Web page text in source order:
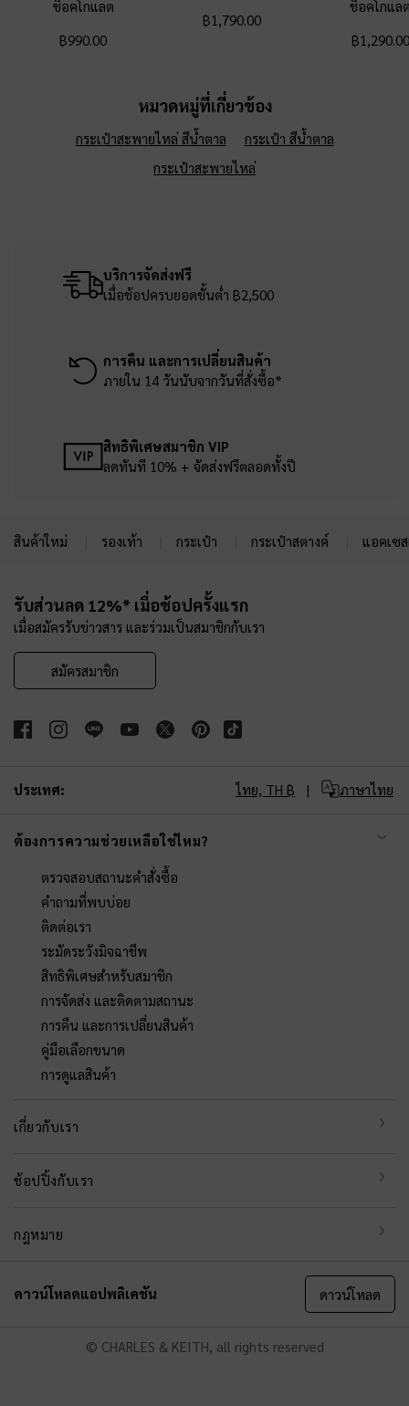
ช็อคโกแลต
฿990.00
฿1,790.00
ช็อคโกแล
฿1,290.00
หมวดหมู่ที่เกี่ยวข้อง
กระเป๋าสะพายไหล่ สีน้ำตาล
กระเป๋า สีน้ำตาล
กระเป๋าสะพายไหล่
บริการจัดส่งฟรี
เมื่อช้อปครบยอดขั้นต่ำ ฿2,500
การคืน และการเปลี่ยนสินค้า
ภายใน 14 วันนับจากวันที่สั่งซื้อ*
สิทธิพิเศษสมาชิก VIP
ลดทันที 10% + จัดส่งฟรีตลอดทั้งปี
สินค้าใหม่ รองเท้า กระเป๋า กระเป๋าสตางค์ แอคเซ
รับส่วนลด 12%* เมื่อช้อปครั้งแรก
เมื่อสมัครรับข่าวสาร และร่วมเป็นสมาชิกกับเรา
สมัครสมาชิก
ประเทศ: ไทย, TH ฿ ภาษาไทย
ต้องการความช่วยเหลือใช่ไหม?
ตรวจสอบสถานะคำสั่งซื้อ
คำถามที่พบบ่อย
ติดต่อเรา
ระมัดระวังมิจฉาชีพ
สิทธิพิเศษสำหรับสมาชิก
การจัดส่ง และติดตามสถานะ
การคืน และการเปลี่ยนสินค้า
คู่มือเลือกขนาด
การดูแลสินค้า
เกี่ยวกับเรา
ช้อปปิ้งกับเรา
กฎหมาย
ดาวน์โหลดแอปพลิเคชัน ดาวน์โหลด
© CHARLES & KEITH, all rights reserved